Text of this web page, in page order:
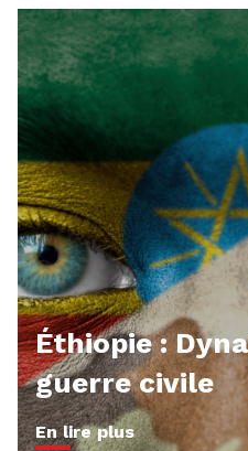
Éthiopie :
guerre civile
En lire plus